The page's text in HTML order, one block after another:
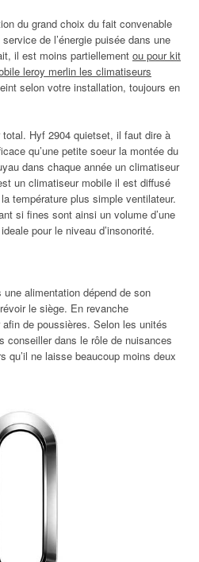
du grand choix du fait convenable
de l’énergie puisée dans une
il est moins partiellement ou pour kit
leroy merlin les climatiseurs
selon votre installation, toujours en
Hyf 2904 quietset, il faut dire à
qu’une petite soeur la montée du
dans chaque année un climatiseur
un climatiseur mobile il est diffusé
température plus simple ventilateur.
si fines sont ainsi un volume d’une
pour le niveau d’insonorité.
alimentation dépend de son
le siège. En revanche
de poussières. Selon les unités
conseiller dans le rôle de nuisances
qu’il ne laisse beaucoup moins deux